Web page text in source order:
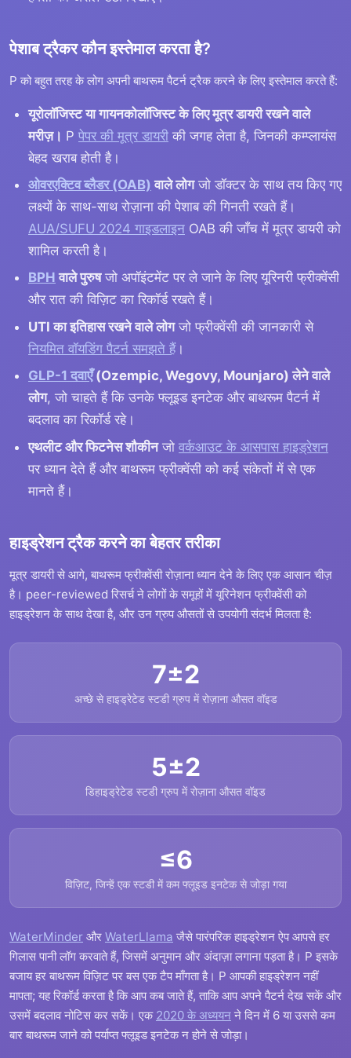
पेशाब ट्रैकर कौन इस्तेमाल करता है?
P को बहुत तरह के लोग अपनी बाथरूम पैटर्न ट्रैक करने के लिए इस्तेमाल करते हैं:
यूरोलॉजिस्ट या गायनकोलॉजिस्ट के लिए मूत्र डायरी रखने वाले
मरीज़। P पेपर की मूत्र डायरी की जगह लेता है, जिनकी कम्प्लायंस
बेहद खराब होती है।
ओवरएक्टिव ब्लैडर (OAB) वाले लोगजो डॉक्टर के साथ तय किए गए
लक्ष्यों के साथ-साथ रोज़ाना की पेशाब की गिनती रखते हैं।
AUA/SUFU 2024 गाइडलाइन OAB की जाँच में मूत्र डायरी को
शामिल करती है।
BPH वाले पुरुषजो अपॉइंटमेंट पर ले जाने के लिए यूरिनरी फ्रीक्वेंसी
और रात की विज़िट का रिकॉर्ड रखते हैं।
UTI का इतिहास रखने वाले लोगजो फ्रीक्वेंसी की जानकारी से
नियमित वॉयडिंग पैटर्न समझते हैं।
GLP-1 दवाएँ(Ozempic, Wegovy, Mounjaro) लेने वाले
लोग, जो चाहते हैं कि उनके फ्लूइड इनटेक और बाथरूम पैटर्न में
बदलाव का रिकॉर्ड रहे।
एथलीट और फिटनेस शौकीनजो वर्कआउट के आसपास हाइड्रेशन
पर ध्यान देते हैं और बाथरूम फ्रीक्वेंसी को कई संकेतों में से एक
मानते हैं।
हाइड्रेशन ट्रैक करने का बेहतर तरीका
मूत्र डायरी से आगे, बाथरूम फ्रीक्वेंसी रोज़ाना ध्यान देने के लिए एक आसान चीज़
है। peer-reviewed रिसर्च ने लोगों के समूहों में यूरिनेशन फ्रीक्वेंसी को
हाइड्रेशन के साथ देखा है, और उन ग्रुप औसतों से उपयोगी संदर्भ मिलता है:
7±2
अच्छे से हाइड्रेटेड स्टडी ग्रुप में रोज़ाना औसत वॉइड
5±2
डिहाइड्रेटेड स्टडी ग्रुप में रोज़ाना औसत वॉइड
≤6
विज़िट, जिन्हें एक स्टडी में कम फ्लूइड इनटेक से जोड़ा गया
WaterMinder और WaterLlama जैसे पारंपरिक हाइड्रेशन ऐप आपसे हर
गिलास पानी लॉग करवाते हैं, जिसमें अनुमान और अंदाज़ा लगाना पड़ता है। P इसके
बजाय हर बाथरूम विज़िट पर बस एक टैप माँगता है। P आपकी हाइड्रेशन नहीं
मापता; यह रिकॉर्ड करता है कि आप कब जाते हैं, ताकि आप अपने पैटर्न देख सकें और
उसमें बदलाव नोटिस कर सकें। एक 2020 के अध्ययन ने दिन में 6 या उससे कम
बार बाथरूम जाने को पर्याप्त फ्लूइड इनटेक न होने से जोड़ा।